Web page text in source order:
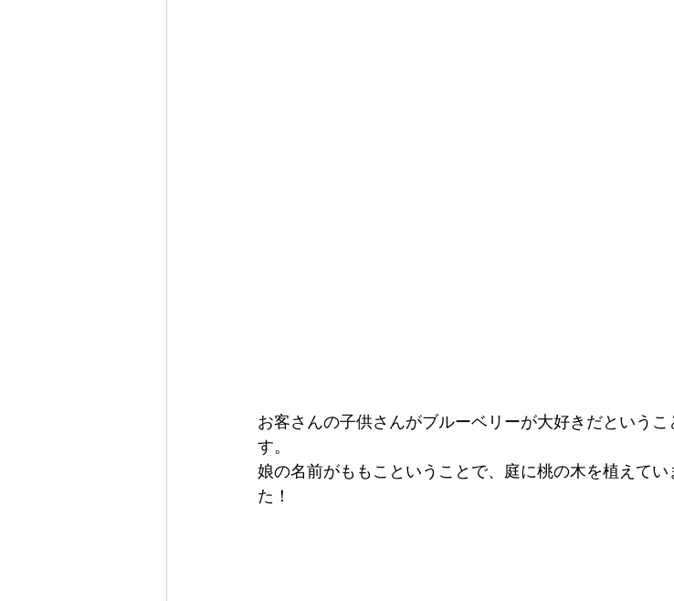
お客さんの子供さんがブルーベリーが大好きだという
す。
娘の名前がももこということで、庭に桃の木を植えて
た！